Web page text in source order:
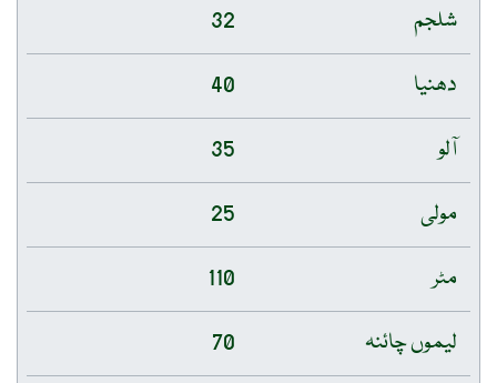
شلجم
32
دھنیا
40
آلو
35
مولی
25
مٹر
110
لیموں چائنہ
70